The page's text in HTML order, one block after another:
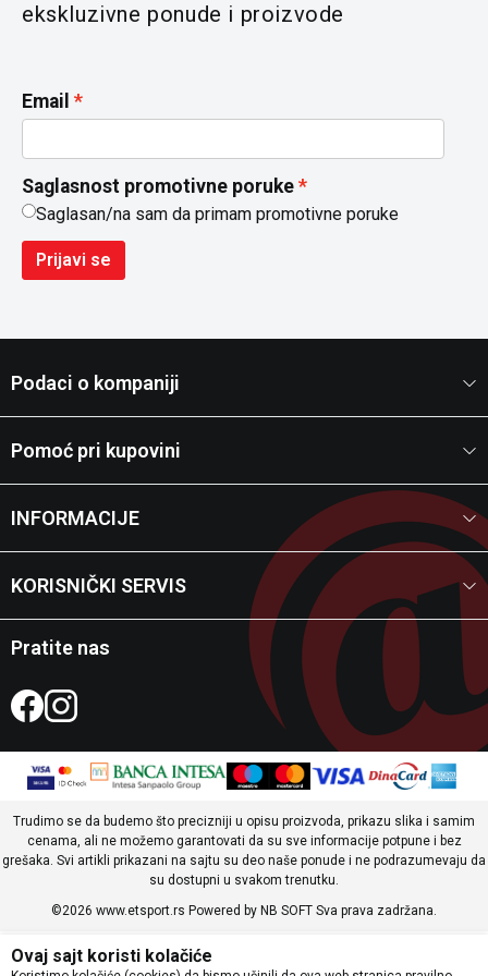
ekskluzivne ponude i proizvode
Email
Saglasnost promotivne poruke
Saglasan/na sam da primam promotivne poruke
Prijavi se
Podaci o kompaniji
Pomoć pri kupovini
INFORMACIJE
KORISNIČKI SERVIS
Pratite nas
Trudimo se da budemo što precizniji u opisu proizvoda, prikazu slika i samim
cenama, ali ne možemo garantovati da su sve informacije potpune i bez
grešaka. Svi artikli prikazani na sajtu su deo naše ponude i ne podrazumevaju da
su dostupni u svakom trenutku.
©2026 www.etsport.rs Powered by NB SOFT Sva prava zadržana.
Ovaj sajt koristi kolačiće